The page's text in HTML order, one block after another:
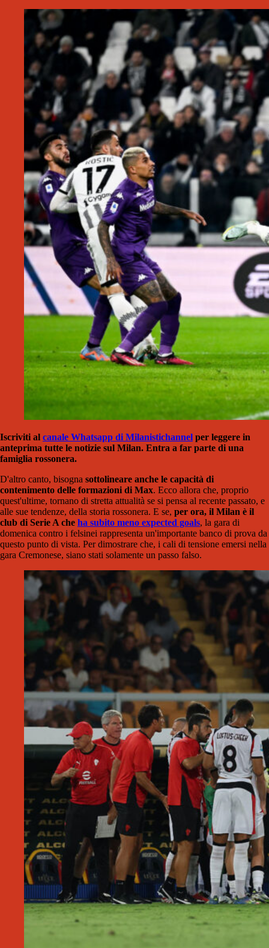
Iscriviti al canale Whatsapp di Milanistichannel per leggere in
anteprima tutte le notizie sul Milan. Entra a far parte di una
famiglia rossonera.
D'altro canto, bisogna sottolineare anche le capacità di
contenimento delle formazioni di Max. Ecco allora che, proprio
quest'ultime, tornano di stretta attualità se si pensa al recente passato, e
alle sue tendenze, della storia rossonera. E se, per ora, il Milan è il
club di Serie A che ha subito meno expected goals, la gara di
domenica contro i felsinei rappresenta un'importante banco di prova da
questo punto di vista. Per dimostrare che, i cali di tensione emersi nella
gara Cremonese, siano stati solamente un passo falso.